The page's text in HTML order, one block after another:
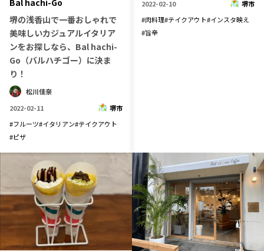
堺の浅香山で一番おしゃれで
美味しいカジュアルイタリア
ンをお探しなら、Bal hachi-
Go（バルハチゴー）に決ま
り！
松川佳奈
2022-02-11
堺市
#フルーツ#イタリアン#テイクアウト
#ピザ
2022-02-10
堺市
#肉料理#テイクアウト#インスタ映え
#旨辛